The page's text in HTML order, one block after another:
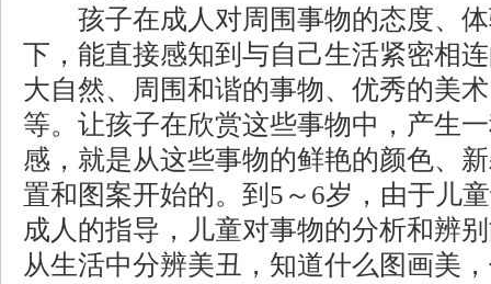
孩子在成人对周围事物的态度、体
下，能直接感知到与自己生活紧密相
大自然、周围和谐的事物、优秀的美
等。让孩子在欣赏这些事物中，产生
感，就是从这些事物的鲜艳的颜色、
置和图案开始的。到5～6岁，由于儿
成人的指导，儿童对事物的分析和辨
从生活中分辨美丑，知道什么图画美